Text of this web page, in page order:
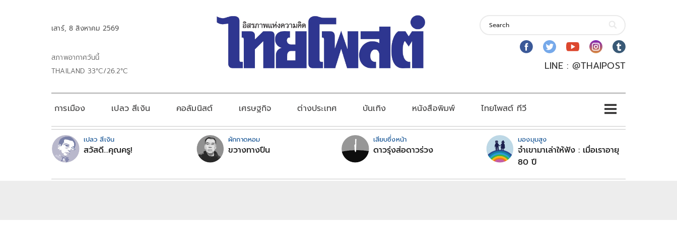
เสาร์, 8 สิงหาคม 2569
สภาพอากาศวันนี้
THAILAND 33°C/26.2°C
LINE : @THAIPOST
การเมือง เปลว สีเงิน คอลัมนิสต์ เศรษฐกิจ ต่างประเทศ บันเทิง หนังสือพิมพ์ ไทยโพสต์ ทีวี
เปลว สีเงิน
สวัสดี...คุณครู!
ผักกาดหอม
ขวางทางปืน
เสียบซึ่งหน้า
ดาวรุ่งส่อดาวร่วง
มองมุมสูง
จำเขามาเล่าให้ฟัง : เมื่อเราอายุ
80 ปี